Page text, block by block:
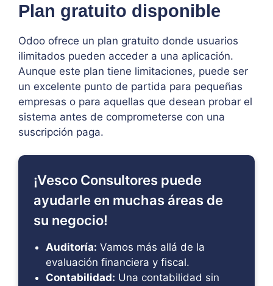
Plan gratuito disponible
Odoo ofrece un plan gratuito donde usuarios
ilimitados pueden acceder a una aplicación.
Aunque este plan tiene limitaciones, puede ser
un excelente punto de partida para pequeñas
empresas o para aquellas que desean probar el
sistema antes de comprometerse con una
suscripción paga.
¡Vesco Consultores puede
ayudarle en muchas áreas de
su negocio!
Auditoría: Vamos más allá de la
evaluación financiera y fiscal.
Contabilidad: Una contabilidad sin